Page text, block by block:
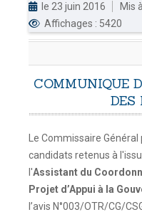
le 23 juin 2016
Mis
Affichages : 5420
COMMUNIQUE
DES
Le Commissaire
candidats retenus à
l'Assistant du
Projet d’Appui à la
l’avis N°003/OTR/CG/